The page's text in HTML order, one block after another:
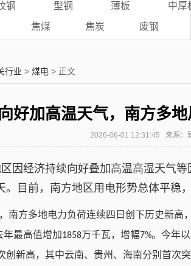
钢 型钢 薄板
中厚
焦煤 焦炭 废钢
行业 > 煤电 > 正文
好加高温天气，南方多
2026-06-01 12:31:45 来源
因经济持续向好叠加高温高湿天气
。目前，南方地区用电形势总体平稳
南方多地电力负荷连续四日创下历史新高
年最高值增加1858万千瓦，增幅7%。今年
创新高，其中云南、贵州、海南分别首次